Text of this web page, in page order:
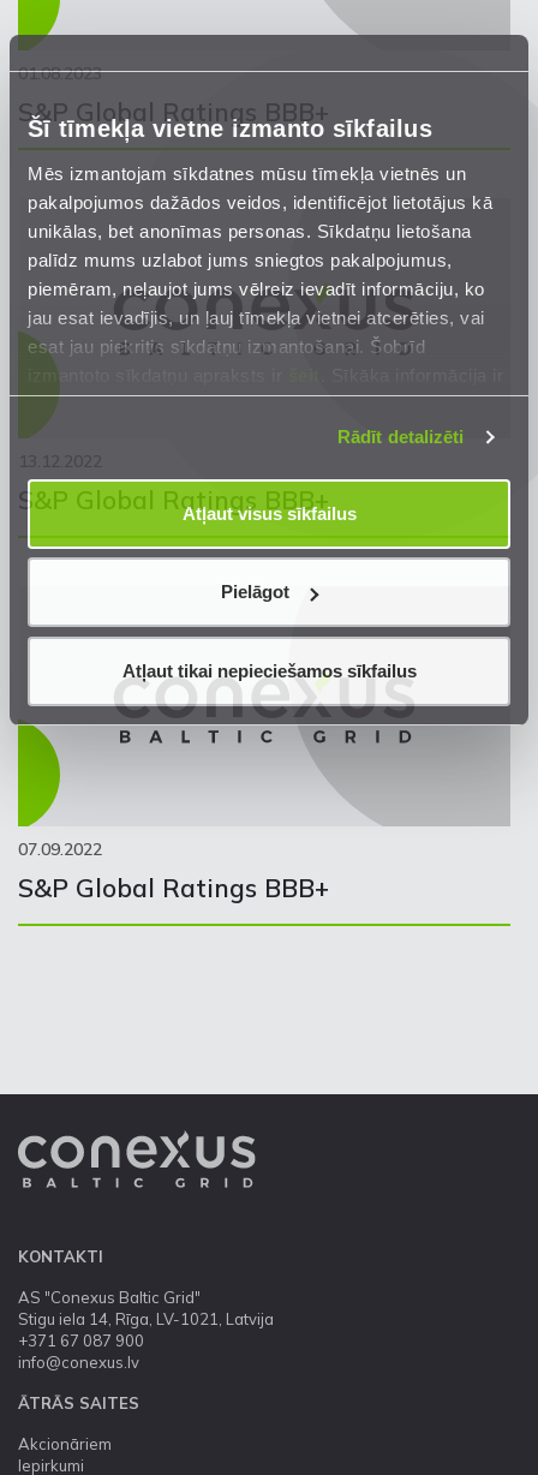
Šī tīmekļa vietne izmanto sīkfailus
Mēs izmantojam sīkdatnes mūsu tīmekļa vietnēs un
pakalpojumos dažādos veidos, identificējot lietotājus kā
unikālas, bet anonīmas personas. Sīkdatņu lietošana
palīdz mums uzlabot jums sniegtos pakalpojumus,
piemēram, neļaujot jums vēlreiz ievadīt informāciju, ko
jau esat ievadījis, un ļauj tīmekļa vietnei atcerēties, vai
esat jau piekritis sīkdatņu izmantošanai. Šobrīd
izmantoto sīkdatņu apraksts ir
mūsuPrivātuma atrunā.
Rādīt detalizēti
Atļaut visus sīkfailus
Pielāgot
Atļaut tikai nepieciešamos sīkfailus
01.08.2023
S&P Global Ratings BBB+
13.12.2022
S&P Global Ratings BBB+
07.09.2022
S&P Global Ratings BBB+
KONTAKTI
AS "Conexus Baltic Grid"
Stigu iela 14, Rīga, LV-1021, Latvija
+371 67 087 900
info@conexus.lv
ĀTRĀS SAITES
Akcionāriem
Iepirkumi